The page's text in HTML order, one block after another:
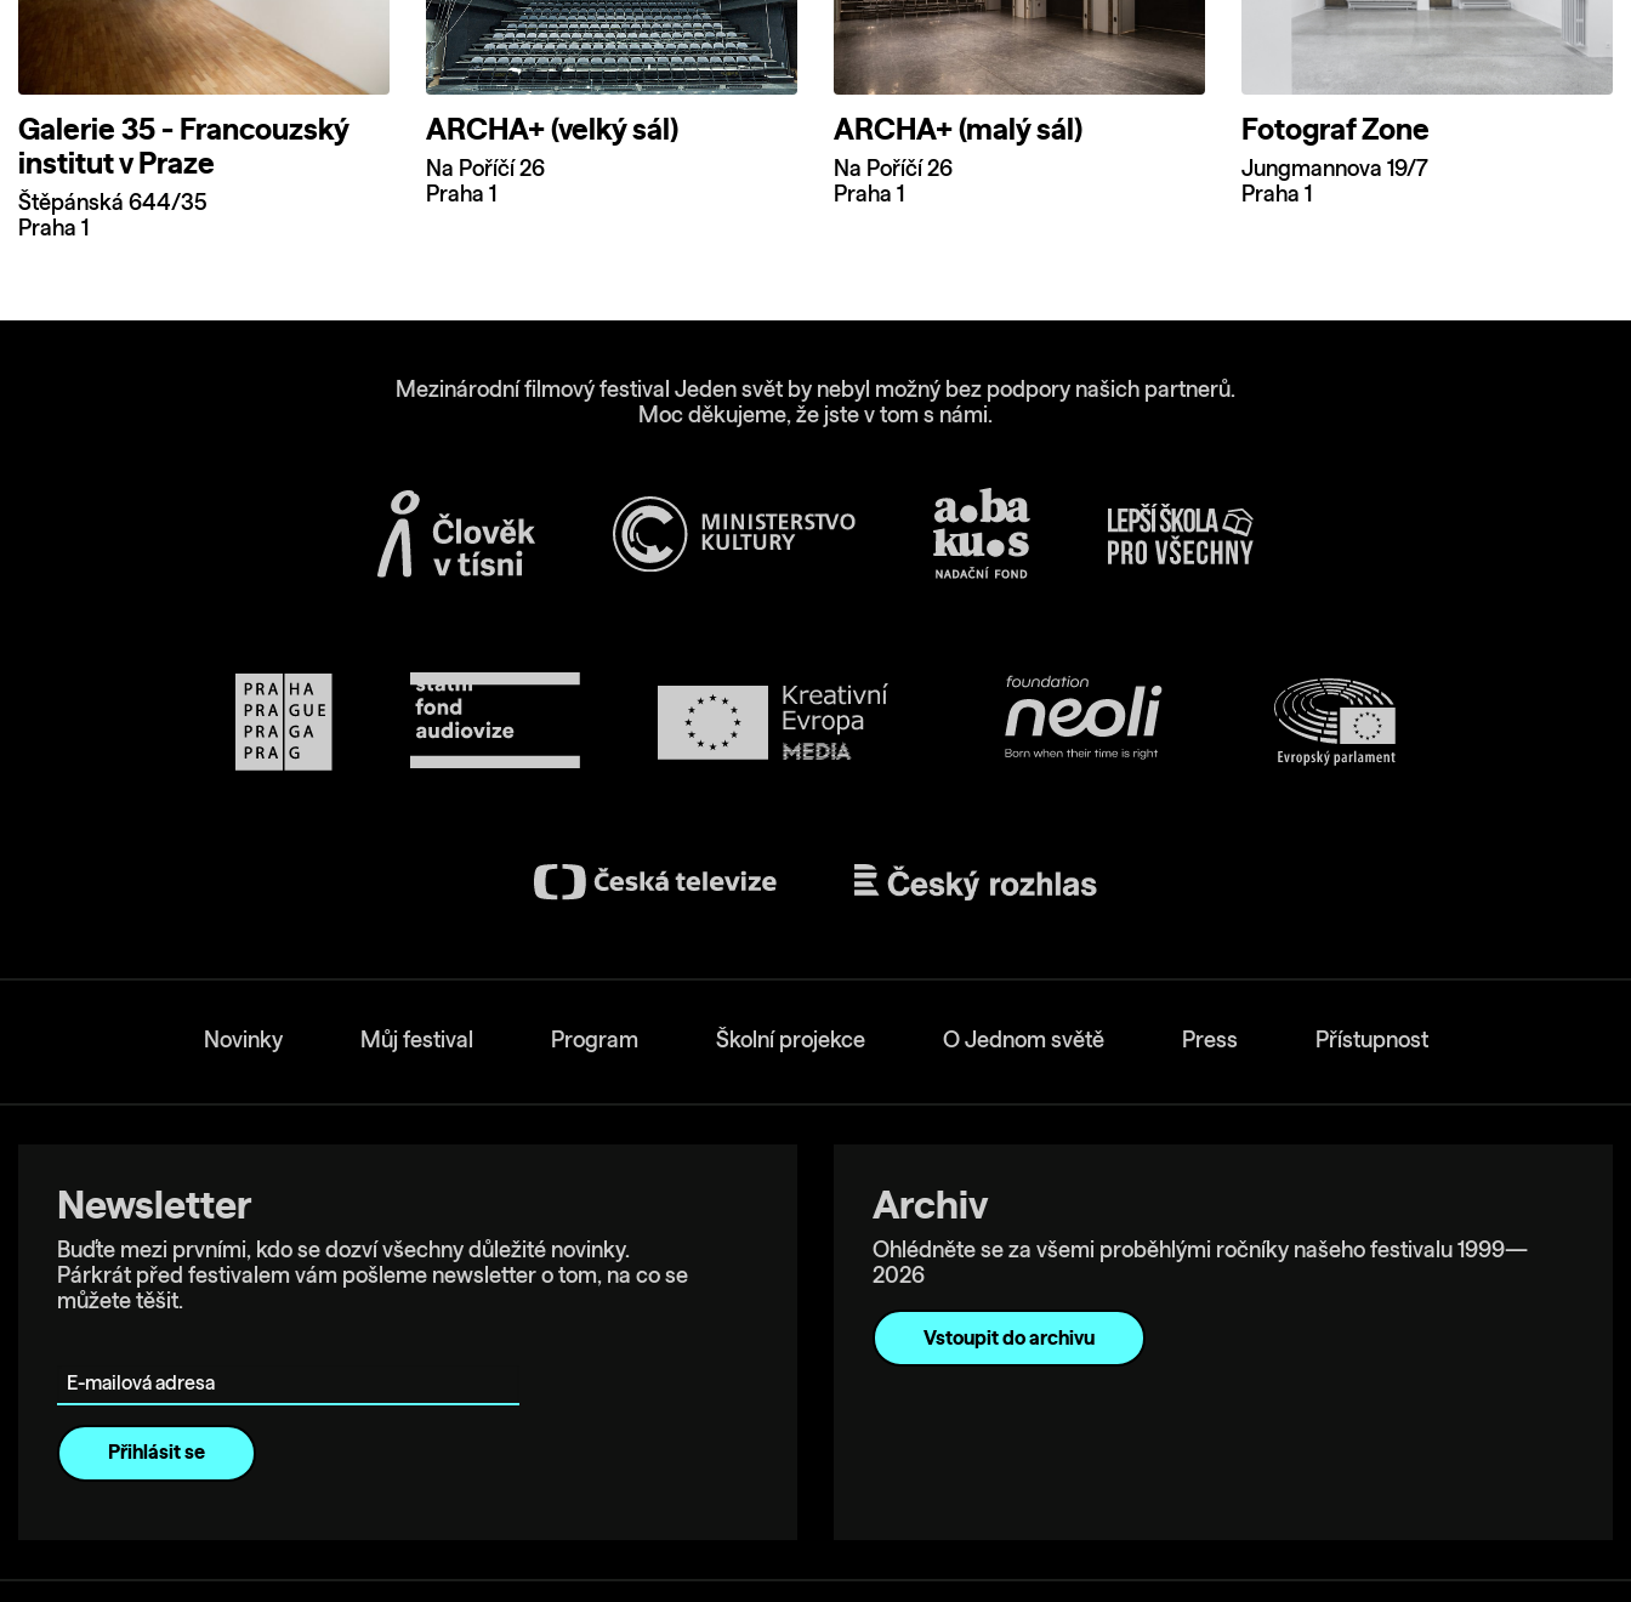
Galerie 35 - Francouzský
institut v Praze
Štěpánská 644/35
Praha 1
ARCHA+ (velký sál)
Na Poříčí 26
Praha 1
ARCHA+ (malý sál)
Na Poříčí 26
Praha 1
Fotograf Zone
Jungmannova 19/7
Praha 1
Mezinárodní filmový festival Jeden svět by nebyl možný bez podpory našich partnerů.
Moc děkujeme, že jste v tom s námi.
Novinky Můj festival Program Školní projekce O Jednom světě Press Přístupnost
Newsletter
Buďte mezi prvními, kdo se dozví všechny důležité novinky.
Párkrát před festivalem vám pošleme newsletter o tom, na co se
můžete těšit.
Archiv
Ohlédněte se za všemi proběhlými ročníky našeho festivalu 1999—
2026
Vstoupit do archivu